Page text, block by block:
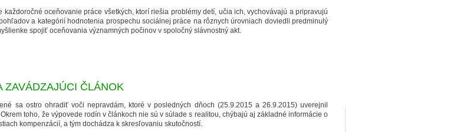
každoročné oceňovanie práce všetkých, ktorí riešia problémy detí, učia ich, vychovávajú a pripravujú
a kategórií hodnotenia prospechu sociálnej práce na rôznych úrovniach doviedli predminulý
spojiť oceňovania významných počinov v spoločný slávnostný akt.
ZAVÁDZAJÚCI ČLÁNOK
sa ostro ohradiť voči nepravdám, ktoré v posledných dňoch (25.9.2015 a 26.9.2015) uverejnil
toho, že výpovede rodín v článkoch nie sú v súlade s realitou, chýbajú aj základné informácie o
kompenzácií, a tým dochádza k skresľovaniu skutočností.